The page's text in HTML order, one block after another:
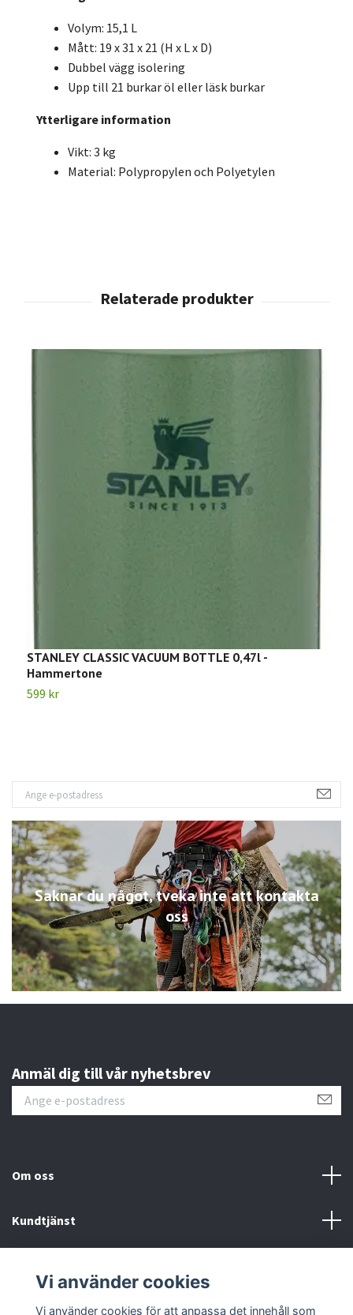
Saknar du något, tveka inte att kontakta
oss
Volym: 15,1 L
Mått: 19 x 31 x 21 (H x L x D)
Dubbel vägg isolering
Upp till 21 burkar öl eller läsk burkar
Ytterligare information
Vikt: 3 kg
Material: Polypropylen och Polyetylen
STANLEY CLASSIC VACUUM BOTTLE 0,47l -
Hammertone
599 kr
Anmäl dig till vår nyhetsbrev
Om oss
Kundtjänst
Sociala medier
Vi använder cookies
Vi använder cookies för att anpassa det innehåll som